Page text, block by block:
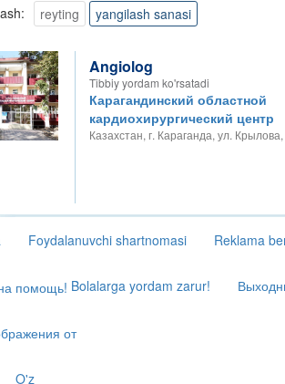
reyting yangilash sanasi
Angiolog
Tibbiy yordam ko'rsatadi
Карагандинский областной
кардиохирургический центр
Казахстан, г. Караганда, ул.
Foydalanuvchi shartnomasi Reklama
Bolalarga yordam zarur!
от
O'z